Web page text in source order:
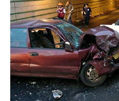
Véhicule automoteur (B)
Motocycle (A)
Tracteurs (1)
Véhicule Poids lourds (C1)
Poids lourds/remorque (C)
Transport en Commun (D)